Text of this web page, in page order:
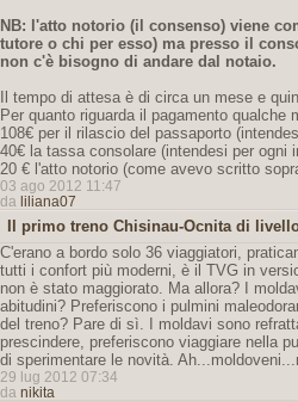
NB: l'atto notorio (il consenso) viene
tutore o chi per esso) ma presso il
non c'è bisogno di andare dal notaio.
Il tempo di attesa è di circa un mese e
Per quanto riguarda il pagamento qualche
108€ per il rilascio del passaporto
40€ la tassa consolare (intendesi per ogni
20 € l'atto notorio (come avevo scritto
03 ago 2012 11:47
da liliana07
Il primo treno Chisinau-Ocnita di
C'erano a bordo solo 36 viaggiatori,
tutti i confort più moderni, è il TVG in
non è stato maggiorato. Ma allora? I
abitudini? Preferiscono i pulmini
del treno? Pare di sì. I moldavi sono
prescindere, preferiscono viaggiare nella
di sperimentare le novità.
29 lug 2012 07:34
da nikita